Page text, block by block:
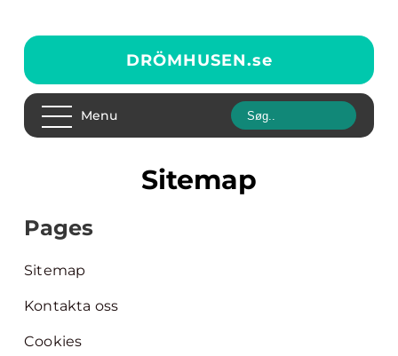
DRÖMHUSEN.se
Menu
Sitemap
Pages
Sitemap
Kontakta oss
Cookies